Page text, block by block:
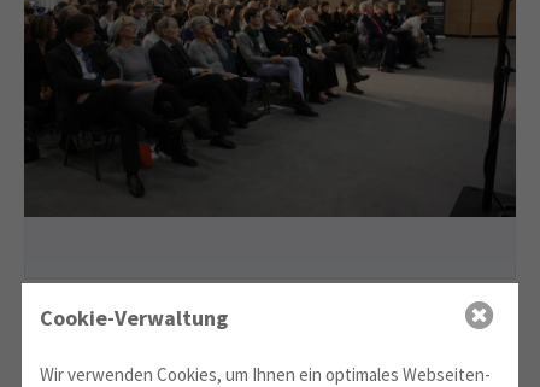
Cookie-Verwaltung
Wir verwenden Cookies, um Ihnen ein optimales Webseiten-